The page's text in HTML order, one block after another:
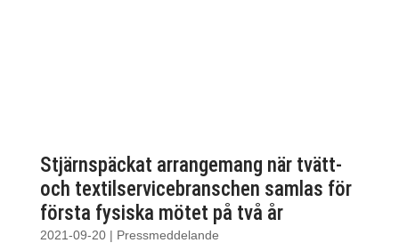
Stjärnspäckat arrangemang när tvätt-
och textilservicebranschen samlas för
första fysiska mötet på två år
2021-09-20| Pressmeddelande